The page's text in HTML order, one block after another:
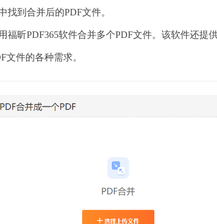
找到合并后的PDF文件。
福昕PDF365软件合并多个PDF文件。该软件还提
文件的各种需求。